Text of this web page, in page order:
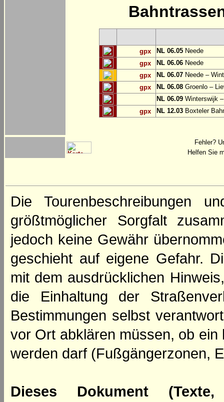
gpx NL 06.05 Neede
gpx
NL 06.06 Neede
gpx
NL 06.07 Neede –
gpx
NL 06.08 Groenlo –
NL 06.09 Winterswijk
gpx
NL 12.03 Boxteler
Fehler?
Helfen Sie
Die Tourenbeschreibungen
größtmöglicher Sorgfalt
jedoch keine Gewähr
geschieht auf eigene Gefahr.
mit dem ausdrücklichen
die Einhaltung der
Bestimmungen selbst
vor Ort abklären müssen, ob
werden darf (Fußgängerzonen,
Dieses Dokument